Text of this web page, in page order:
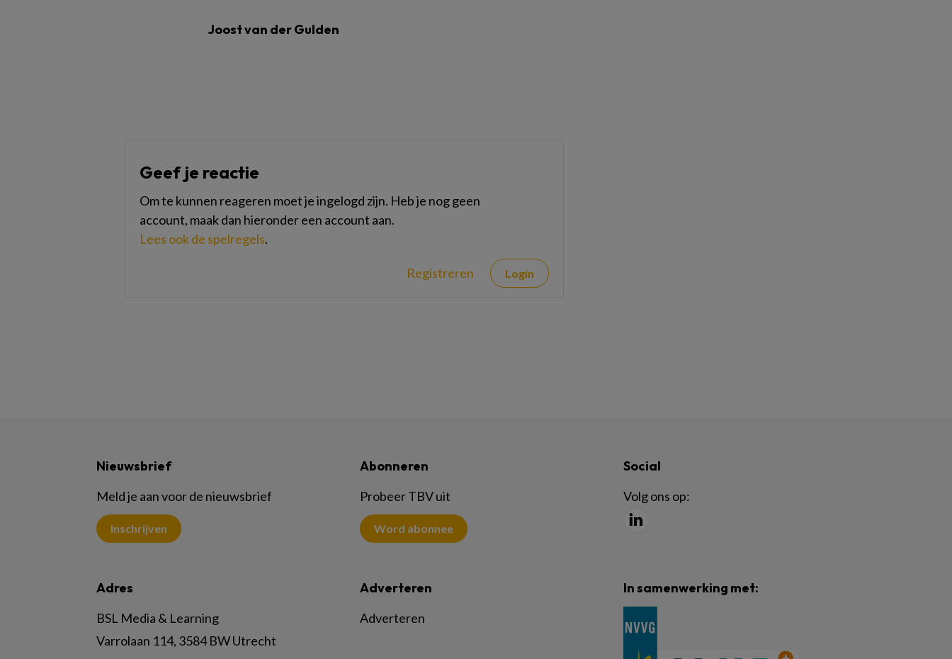
Joost van der Gulden
Geef je reactie
Om te kunnen reageren moet je ingelogd zijn. Heb je nog geen
account, maak dan hieronder een account aan.
Lees ook de spelregels.
Registreren Login
Nieuwsbrief
Meld je aan voor de nieuwsbrief
Inschrijven
Abonneren
Probeer TBV uit
Word abonnee
Social
Volg ons op:
Adres
BSL Media & Learning
Varrolaan 114, 3584 BW Utrecht
Adverteren
Adverteren
In samenwerking met: